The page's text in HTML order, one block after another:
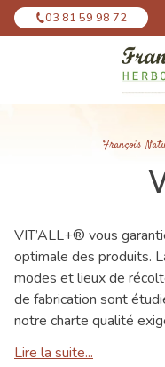
03 81 59 98 72
François
VIT’ALL+® vous
optimale des produits.
modes et lieux de
de fabrication sont
notre charte qualité
Lire la suite...
Panneau de gestion des